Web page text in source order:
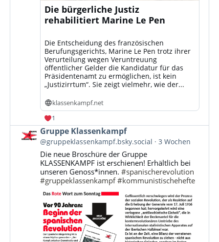
Die bürgerliche Justiz
rehabilitiert Marine Le Pen
Die Entscheidung des französischen
Berufungsgerichts, Marine Le Pen trotz ihrer
Verurteilung wegen Veruntreuung
öffentlicher Gelder die Kandidatur für das
Präsidentenamt zu ermöglichen, ist kein
„Justizirrtum“. Sie zeigt vielmehr, wie der...
klassenkampf.net
1
Beitrag
von
Gruppe
Klassenkampf
Bluesky
ansehen
Gruppe Klassenkampf
@gruppeklassenkampf.bsky.social 3 Wochen
Die neue Broschüre der Gruppe
KLASSENKAMPF ist erschienen! Erhältlich bei
unseren Genoss*innen.#spanischerevolution
#gruppeklassenkampf #kommunistischehefte